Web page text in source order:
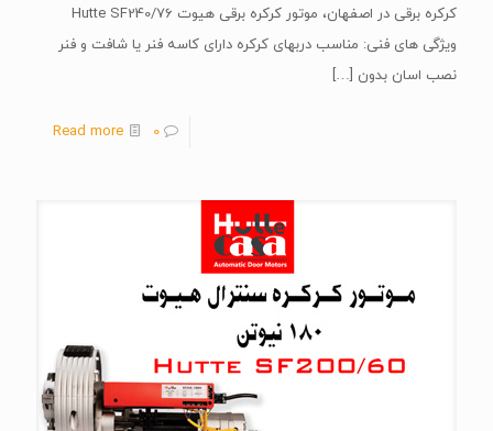
کرکره برقی در اصفهان، موتور کرکره برقی هیوت Hutte SF240/76
ویژگی های فنی: مناسب دربهای کرکره دارای کاسه فنر یا شافت و فنر
نصب اسان بدون […]
0
Read more